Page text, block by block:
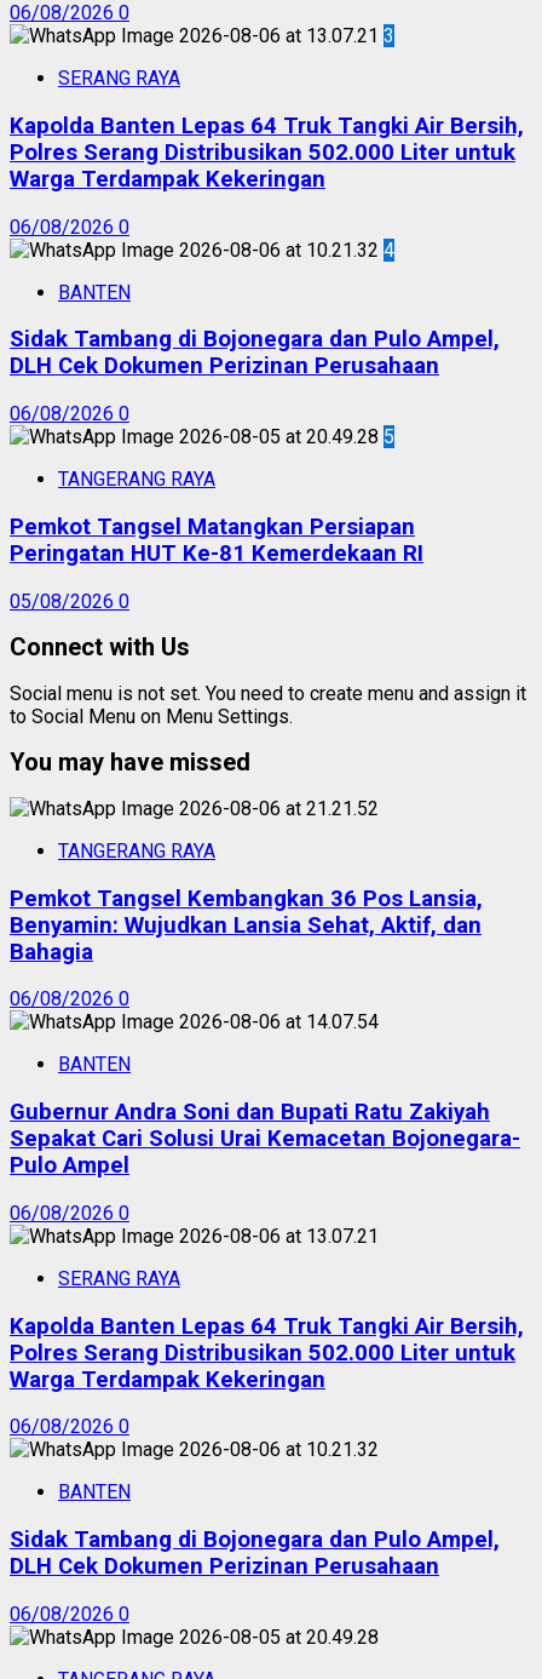
06/08/2026 0
3
SERANG RAYA
Kapolda Banten Lepas 64 Truk Tangki Air Bersih,
Polres Serang Distribusikan 502.000 Liter untuk
Warga Terdampak Kekeringan
06/08/2026 0
4
BANTEN
Sidak Tambang di Bojonegara dan Pulo Ampel,
DLH Cek Dokumen Perizinan Perusahaan
06/08/2026 0
5
TANGERANG RAYA
Pemkot Tangsel Matangkan Persiapan
Peringatan HUT Ke-81 Kemerdekaan RI
05/08/2026 0
Connect with Us
Social menu is not set. You need to create menu and assign it
to Social Menu on Menu Settings.
You may have missed
TANGERANG RAYA
Pemkot Tangsel Kembangkan 36 Pos Lansia,
Benyamin: Wujudkan Lansia Sehat, Aktif, dan
Bahagia
06/08/2026 0
BANTEN
Gubernur Andra Soni dan Bupati Ratu Zakiyah
Sepakat Cari Solusi Urai Kemacetan Bojonegara-
Pulo Ampel
06/08/2026 0
SERANG RAYA
Kapolda Banten Lepas 64 Truk Tangki Air Bersih,
Polres Serang Distribusikan 502.000 Liter untuk
Warga Terdampak Kekeringan
06/08/2026 0
BANTEN
Sidak Tambang di Bojonegara dan Pulo Ampel,
DLH Cek Dokumen Perizinan Perusahaan
06/08/2026 0